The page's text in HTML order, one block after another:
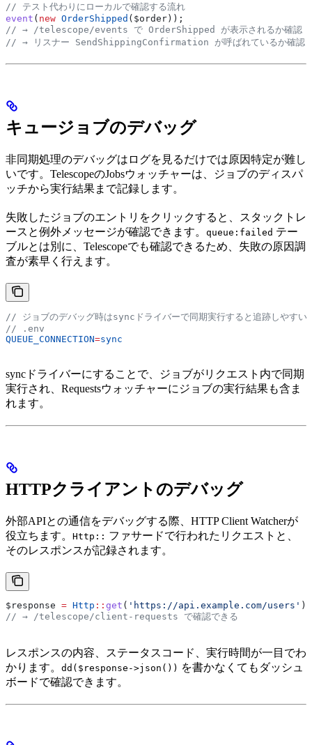
// テスト代わりにローカルで確認する流れ
event ( new OrderShipped ( $order ));
// → /telescope/events で OrderShipped が表示されるか確認
// → リスナー SendShippingConfirmation が呼ばれているか確認
キュージョブのデバッグ
非同期処理のデバッグはログを見るだけでは原因特定が難し
いです。TelescopeのJobsウォッチャーは、ジョブのディスパ
ッチから実行結果まで記録します。
失敗したジョブのエントリをクリックすると、スタックトレ
ースと例外メッセージが確認できます。 queue:failed テー
ブルとは別に、Telescopeでも確認できるため、失敗の原因調
査が素早く行えます。
// ジョブのデバッグ時はsyncドライバーで同期実行すると追跡しやすい
// .env
QUEUE_CONNECTION=sync
syncドライバーにすることで、ジョブがリクエスト内で同期
実行され、Requestsウォッチャーにジョブの実行結果も含ま
れます。
HTTPクライアントのデバッグ
外部APIとの通信をデバッグする際、HTTP Client Watcherが
役立ちます。 Http:: ファサードで行われたリクエストと、
そのレスポンスが記録されます。
$response = Http :: get ( 'https://api.example.com/users' );
// → /telescope/client-requests で確認できる
レスポンスの内容、ステータスコード、実行時間が一目でわ
かります。 dd($response->json()) を書かなくてもダッシュ
ボードで確認できます。